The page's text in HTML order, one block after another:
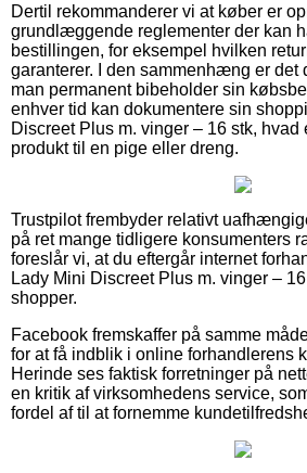
Dertil rekommanderer vi at køber er
grundlæggende reglementer der kan
bestillingen, for eksempel hvilken
garanterer. I den sammenhæng er det
man permanent bibeholder sin
enhver tid kan dokumentere sin
Discreet Plus m. vinger – 16 stk, hvad
produkt til en pige eller dreng.
Trustpilot frembyder relativt
på ret mange tidligere konsumenters
foreslår vi, at du eftergår internet
Lady Mini Discreet Plus m. vinger –
shopper.
Facebook fremskaffer på samme
for at få indblik i online forhandlerens
Herinde ses faktisk forretninger på
en kritik af virksomhedens service,
fordel af til at fornemme